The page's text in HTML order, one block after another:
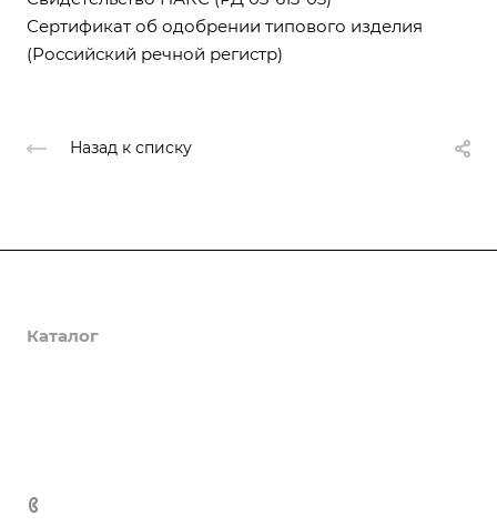
Сертификат об одобрении типового изделия
(Российский речной регистр)
Назад к списку
Каталог